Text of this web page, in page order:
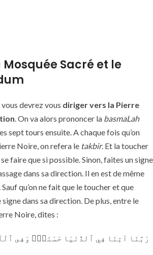
Mosquée Sacré et le
devrez vous diriger vers la Pierre
. On va alors prononcer la basmaLah
sept tours ensuite. A chaque fois qu’on
Noire, on refera le takbir. Et la toucher
faire que si possible. Sinon, faites un signe
dans sa direction. Il en est de même
qu’on ne fait que le toucher et que
dans sa direction. De plus, entre le
Noire, dites :